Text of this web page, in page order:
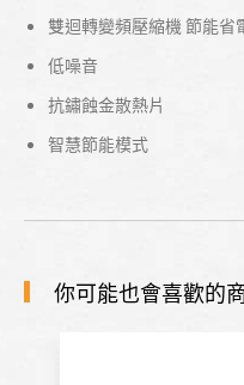
雙迴轉變頻壓縮機 節能省
低噪音
抗鏽蝕金散熱片
智慧節能模式
你可能也會喜歡的